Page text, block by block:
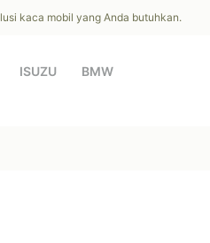
kaca mobil yang Anda butuhkan.
ISUZU
BMW